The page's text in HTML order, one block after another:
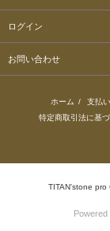
ログイン
お問い合わせ
ホーム / 支払
特定商取引法に基
TITAN'stone pro
Powered